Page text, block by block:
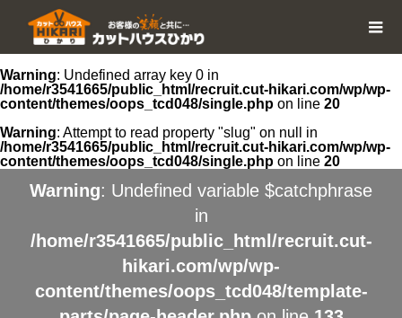
Warning: Undefined array key 0 in
/home/r3541665/public_html/recruit.cut-hikari.com/wp/wp-
content/themes/oops_tcd048/single.php on line 20
Warning: Attempt to read property "slug" on null in
/home/r3541665/public_html/recruit.cut-hikari.com/wp/wp-
content/themes/oops_tcd048/single.php on line 20
Warning: Undefined variable $catchphrase
in
/home/r3541665/public_html/recruit.cut-
hikari.com/wp/wp-
content/themes/oops_tcd048/template-